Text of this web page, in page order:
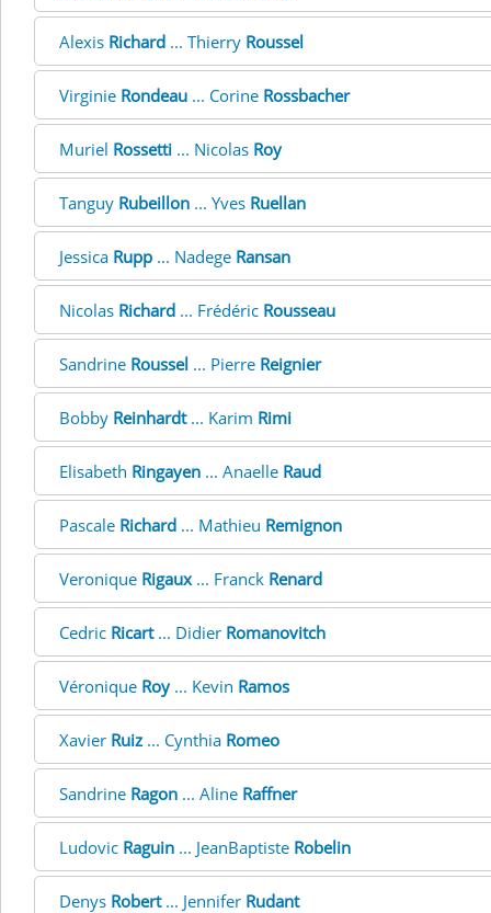
Alexis Richard ... Thierry Roussel
Virginie Rondeau ... Corine Rossbacher
Muriel Rossetti ... Nicolas Roy
Tanguy Rubeillon ... Yves Ruellan
Jessica Rupp ... Nadege Ransan
Nicolas Richard ... Frédéric Rousseau
Sandrine Roussel ... Pierre Reignier
Bobby Reinhardt... Karim Rimi
Elisabeth Ringayen ... Anaelle Raud
Pascale Richard ... Mathieu Remignon
Veronique Rigaux... Franck Renard
Cedric Ricart... Didier Romanovitch
Véronique Roy... Kevin Ramos
Xavier Ruiz ... Cynthia Romeo
Sandrine Ragon ... Aline Raffner
Ludovic Raguin ... JeanBaptiste Robelin
Denys Robert... Jennifer Rudant